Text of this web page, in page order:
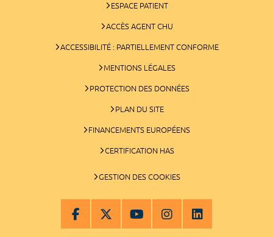
ESPACE PATIENT
ACCÈS AGENT CHU
ACCESSIBILITÉ : PARTIELLEMENT CONFORME
MENTIONS LÉGALES
PROTECTION DES DONNÉES
PLAN DU SITE
FINANCEMENTS EUROPÉENS
CERTIFICATION HAS
GESTION DES COOKIES